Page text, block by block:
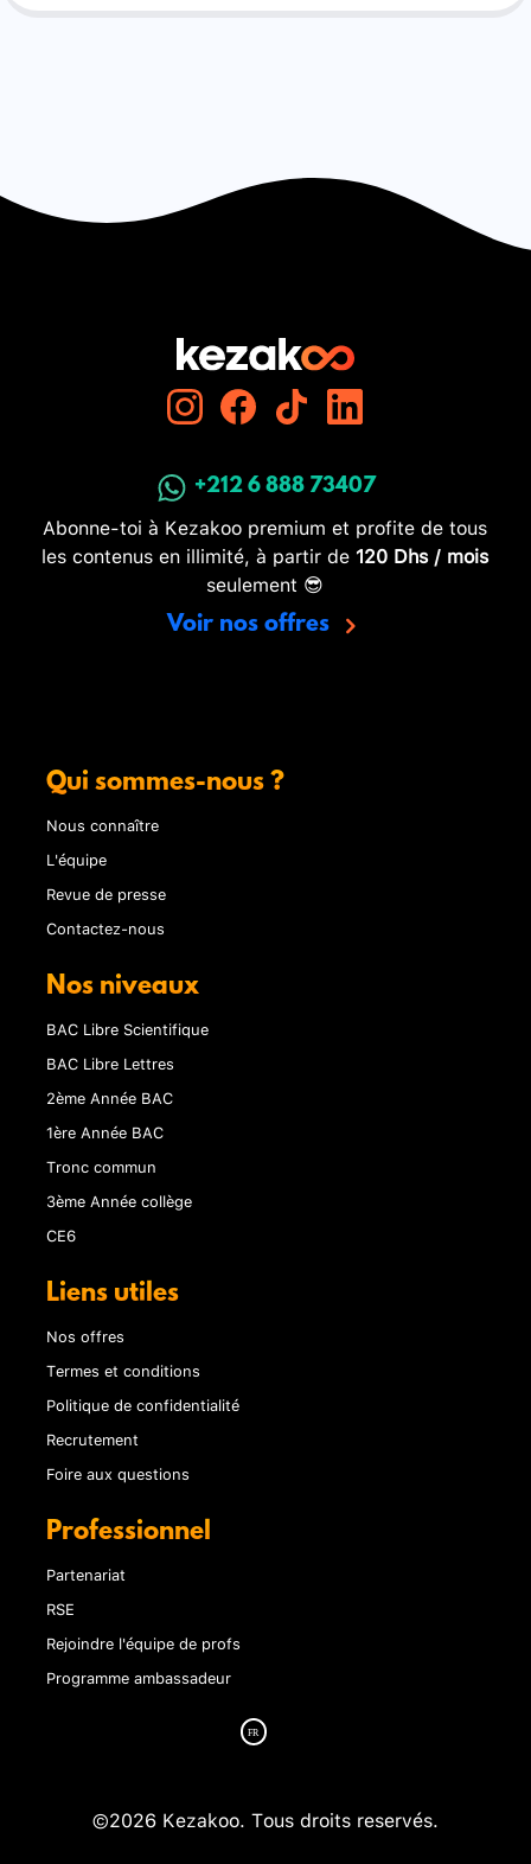
+212 6 888 73407
Abonne-toi à Kezakoo premium et profite de tous
les contenus en illimité, à partir de 120 Dhs / mois
seulement 😎
Voir nos offres
Qui sommes-nous ?
Nous connaître
L'équipe
Revue de presse
Contactez-nous
Nos niveaux
BAC Libre Scientifique
BAC Libre Lettres
2ème Année BAC
1ère Année BAC
Tronc commun
3ème Année collège
CE6
Liens utiles
Nos offres
Termes et conditions
Politique de confidentialité
Recrutement
Foire aux questions
Professionnel
Partenariat
RSE
Rejoindre l'équipe de profs
Programme ambassadeur
©2026 Kezakoo. Tous droits reservés.